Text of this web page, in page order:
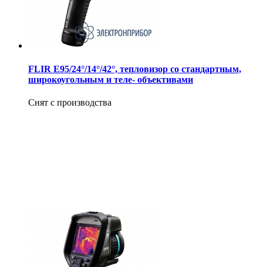
FLIR E95/24°/14°/42°, тепловизор со стандартным,
широкоугольным и теле- объективами
Снят с производства